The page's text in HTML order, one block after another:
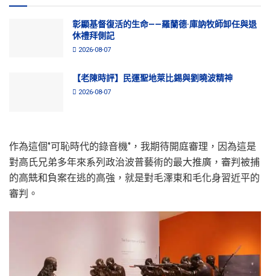
彰顯基督復活的生命——羅蘭德·庫訥牧師卸任與退
休禮拜側記
2026-08-07
【老陳時評】民運聖地萊比錫與劉曉波精神
2026-08-07
作為這個‘’可恥時代的錄音機‘’，我期待開庭審理，因為這是
對高氏兄弟多年來系列政治波普藝術的最大推廣，審判被捕
的高兟和負案在逃的高強，就是對毛澤東和毛化身習近平的
審判。